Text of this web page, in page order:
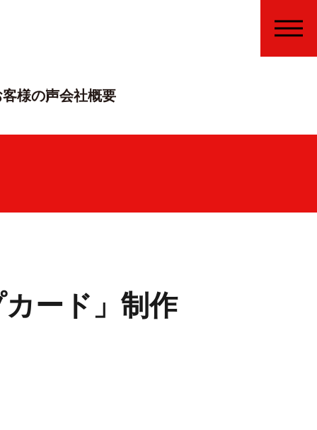
様の声会社概要
ード」制作
MENU